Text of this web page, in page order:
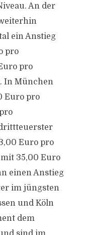
An der
ein Anstieg
pro
pro
In München
Euro pro
Euro pro
35,00 Euro
einen Anstieg
im jüngsten
und Köln
dem